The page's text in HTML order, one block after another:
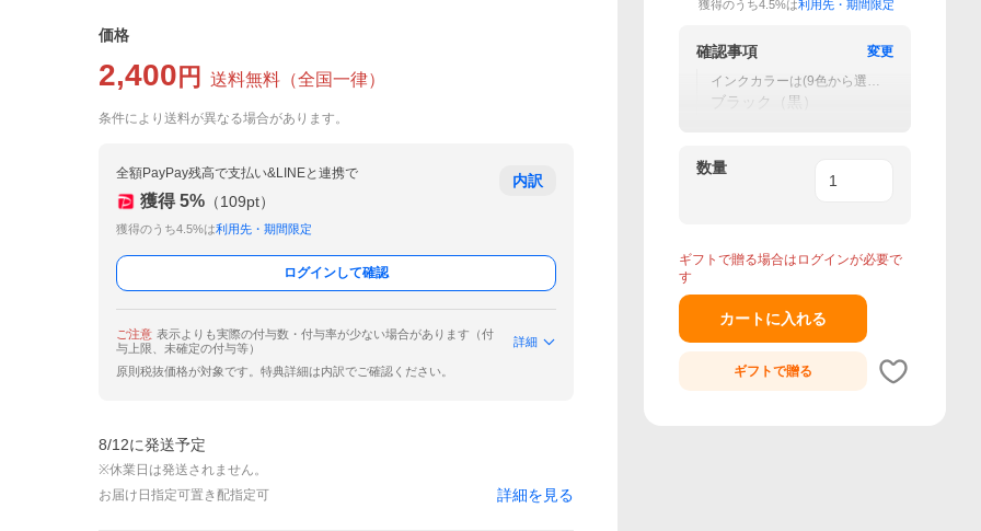
価格
2,400 円 送料無料 （全国一律）
条件により送料が異なる場合があります。
全額PayPay残高で支払い&LINEと連携で
獲得 5% （109pt）
獲得のうち4.5%は利用先・期間限定
内訳
ログインして確認
ご注意 表示よりも実際の付与数・付与率が少ない場合があります（付
与上限、未確定の付与等）
詳細
原則税抜価格が対象です。特典詳細は内訳でご確認ください。
8/12に発送予定
※休業日は発送されません。
お届け日指定可置き配指定可 詳細を見る
獲得のうち4.5%は利用先・期間限定
確認事項
変更
インクカラーは(9色から選べ
ます）
ブラック（黒）
数量
ギフトで贈る場合はログインが必要で
す
カートに入れる
ギフトで贈る